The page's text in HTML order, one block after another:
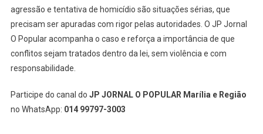
agressão e tentativa de homicídio são situações sérias, que
precisam ser apuradas com rigor pelas autoridades. O JP Jornal
O Popular acompanha o caso e reforça a importância de que
conflitos sejam tratados dentro da lei, sem violência e com
responsabilidade.
Participe do canal do JP JORNAL O POPULAR Marília e Região
no WhatsApp: 014 99797-3003